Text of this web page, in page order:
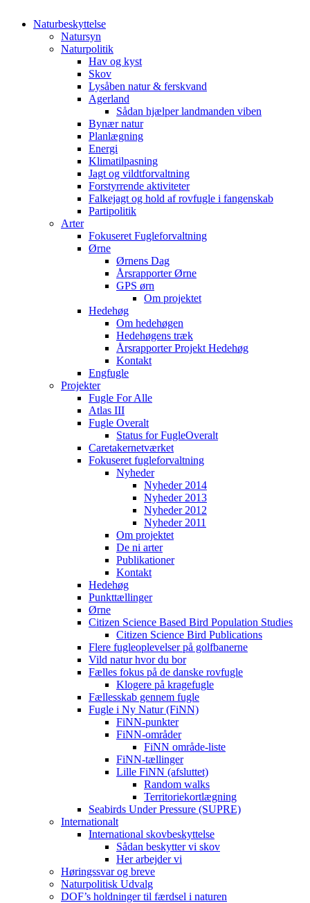
Naturbeskyttelse
Natursyn
Naturpolitik
Hav og kyst
Skov
Lysåben natur & ferskvand
Agerland
Sådan hjælper landmanden viben
Bynær natur
Planlægning
Energi
Klimatilpasning
Jagt og vildtforvaltning
Forstyrrende aktiviteter
Falkejagt og hold af rovfugle i fangenskab
Partipolitik
Arter
Fokuseret Fugleforvaltning
Ørne
Ørnens Dag
Årsrapporter Ørne
GPS ørn
Om projektet
Hedehøg
Om hedehøgen
Hedehøgens træk
Årsrapporter Projekt Hedehøg
Kontakt
Engfugle
Projekter
Fugle For Alle
Atlas III
Fugle Overalt
Status for FugleOveralt
Caretakernetværket
Fokuseret fugleforvaltning
Nyheder
Nyheder 2014
Nyheder 2013
Nyheder 2012
Nyheder 2011
Om projektet
De ni arter
Publikationer
Kontakt
Hedehøg
Punkttællinger
Ørne
Citizen Science Based Bird Population Studies
Citizen Science Bird Publications
Flere fugleoplevelser på golfbanerne
Vild natur hvor du bor
Fælles fokus på de danske rovfugle
Klogere på kragefugle
Fællesskab gennem fugle
Fugle i Ny Natur (FiNN)
FiNN-punkter
FiNN-områder
FiNN område-liste
FiNN-tællinger
Lille FiNN (afsluttet)
Random walks
Territoriekortlægning
Seabirds Under Pressure (SUPRE)
Internationalt
International skovbeskyttelse
Sådan beskytter vi skov
Her arbejder vi
Høringssvar og breve
Naturpolitisk Udvalg
DOF’s holdninger til færdsel i naturen